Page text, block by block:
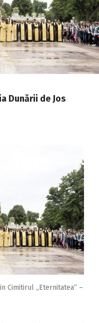
Dunării de Jos
Cimitirul „Eternitatea“ –